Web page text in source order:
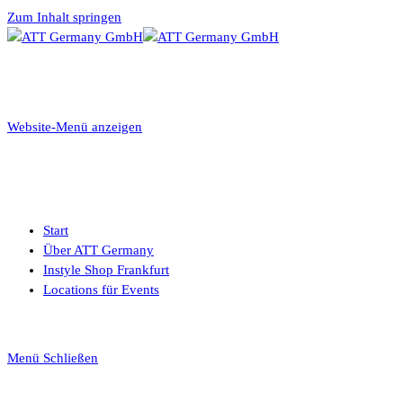
Zum Inhalt springen
Website-Menü anzeigen
Start
Über ATT Germany
Instyle Shop Frankfurt
Locations für Events
Menü Schließen